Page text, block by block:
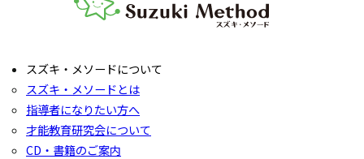
スズキ・メソードについて
スズキ・メソードとは
指導者になりたい方へ
才能教育研究会について
CD・書籍のご案内